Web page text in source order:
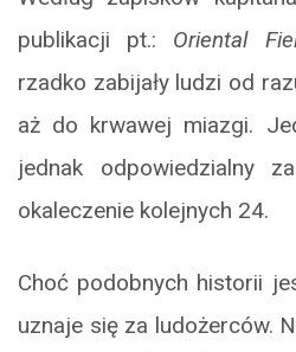
publikacji pt.: Oriental
rzadko zabijały ludzi od
aż do krwawej miazgi.
jednak odpowiedzialny
okaleczenie kolejnych 24.
Choć podobnych historii
uznaje się za ludożerców.